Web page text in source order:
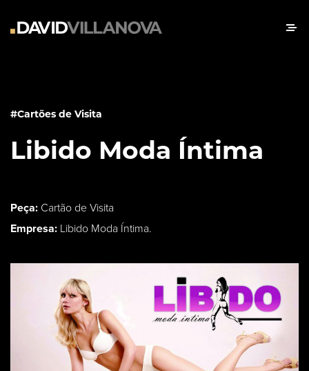
#Cartões de Visita
Libido Moda Íntima
Peça: Cartão de Visita
Empresa: Libido Moda Íntima.